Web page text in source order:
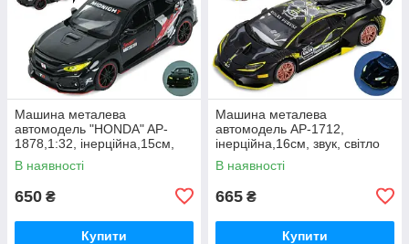
Машина металева
автомодель "HONDA" AP-
1878,1:32, інерційна,15см,
звук, світло, відчиняються
двері і капот
В наявності
650 ₴
Купити
Машина металева
автомодель AP-1712,
інерційна,16см, звук, світло
В наявності
665 ₴
Купити